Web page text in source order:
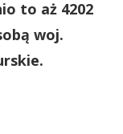
to aż 4202
woj.